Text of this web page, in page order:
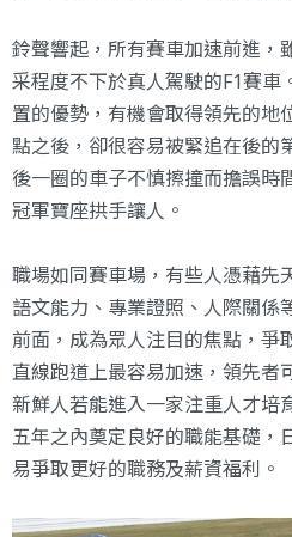
鈴聲響起，所有賽車加速前進，
采程度不下於真人駕駛的F1賽車
置的優勢，有機會取得領先的地
點之後，卻很容易被緊追在後的
後一圈的車子不慎擦撞而擔誤時
冠軍寶座拱手讓人。
職場如同賽車場，有些人憑藉先
語文能力、專業證照、人際關係
前面，成為眾人注目的焦點，爭
直線跑道上最容易加速，領先者
新鮮人若能進入一家注重人才培
五年之內奠定良好的職能基礎，
易爭取更好的職務及薪資福利。